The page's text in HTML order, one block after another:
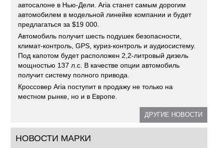
автосалоне в Нью-Дели. Aria станет самым дорогим
автомобилем в модельной линейке компании и будет
предлагаться за $19 000.
Автомобиль получит шесть подушек безопасности,
климат-контроль, GPS, куриз-контроль и аудиосистему.
Под капотом будет расположен 2,2-литровый дизель
мощностью 137 л.с. В качестве опции автомобиль
получит систему полного привода.
Кроссовер Aria поступит в продажу не только на
местном рынке, но и в Европе.
ДРУГИЕ НОВОСТИ
НОВОСТИ МАРКИ